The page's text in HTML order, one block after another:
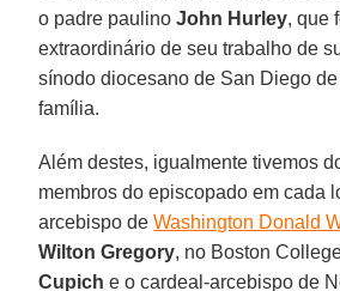
o padre paulinoJohn Hurley, que
extraordinário de seu trabalho de
sínodo diocesano de San Diego
família.
Além destes, igualmente tivemos
membros do episcopado em cada
arcebispo deWashington Donald
Wilton Gregory, no Boston
Cupich e o cardeal-arcebispo de